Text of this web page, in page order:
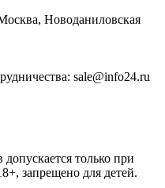
Новоданиловская
sale@info24.ru
только при
запрещено для детей.